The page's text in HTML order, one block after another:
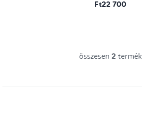
Ft22 700
s
összesen 2 termék